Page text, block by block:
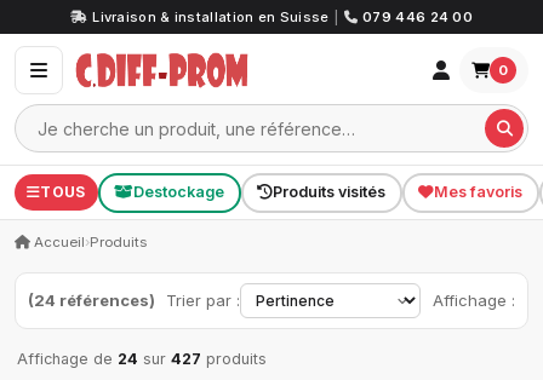
Livraison & installation en Suisse 079 446 24 00
0
TOUS Destockage Produits visités Mes favoris
Accueil›Produits
(24 références) Trier par : Affichage :
Affichage de 24 sur 427 produits